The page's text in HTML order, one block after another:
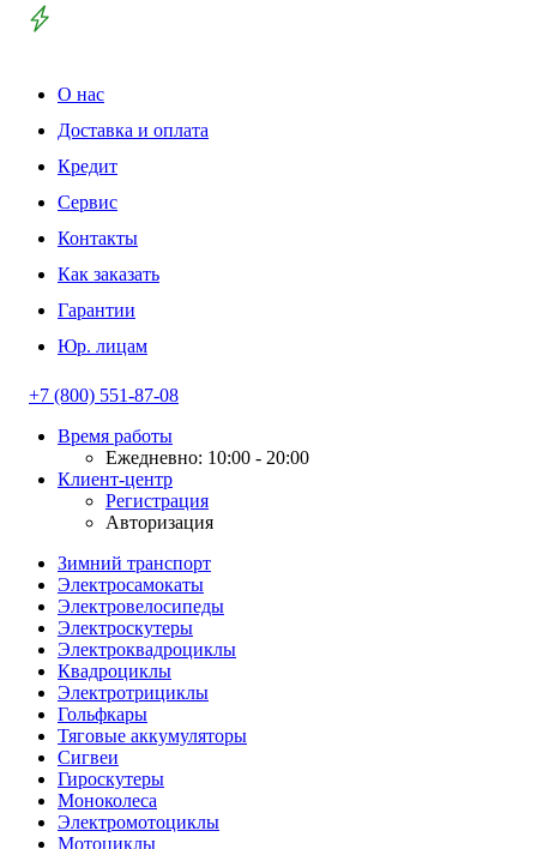
О нас
Доставка и оплата
Кредит
Сервис
Контакты
Как заказать
Гарантии
Юр. лицам
+7 (800) 551-87-08
Время работы
Ежедневно: 10:00 - 20:00
Клиент-центр
Регистрация
Авторизация
Зимний транспорт
Электросамокаты
Электровелосипеды
Электроскутеры
Электроквадроциклы
Квадроциклы
Электротрициклы
Гольфкары
Тяговые аккумуляторы
Сигвеи
Гироскутеры
Моноколеса
Электромотоциклы
Мотоциклы